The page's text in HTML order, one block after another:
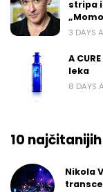
stripa
3 DAYS
A
leka
8 DAYS
10 najčitanijih
Nikola